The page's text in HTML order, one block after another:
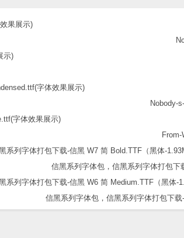
Nobody-
From-
信黑系列字体包，信黑系列字体打包
信黑系列字体包，信黑系列字体打包下